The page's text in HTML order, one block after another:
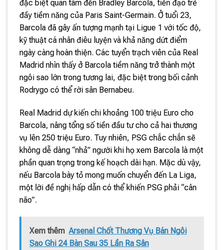
đặc biệt quan tâm đến Bradley Barcola, tiền đạo trẻ
đầy tiềm năng của Paris Saint-Germain. Ở tuổi 23,
Barcola đã gây ấn tượng mạnh tại Ligue 1 với tốc độ,
kỹ thuật cá nhân điêu luyện và khả năng dứt điểm
ngày càng hoàn thiện. Các tuyển trạch viên của Real
Madrid nhìn thấy ở Barcola tiềm năng trở thành một
ngôi sao lớn trong tương lai, đặc biệt trong bối cảnh
Rodrygo có thể rời sân Bernabeu.
Real Madrid dự kiến chi khoảng 100 triệu Euro cho
Barcola, nâng tổng số tiền đầu tư cho cả hai thương
vụ lên 250 triệu Euro. Tuy nhiên, PSG chắc chắn sẽ
không dễ dàng “nhả” người khi họ xem Barcola là một
phần quan trọng trong kế hoạch dài hạn. Mặc dù vậy,
nếu Barcola bày tỏ mong muốn chuyển đến La Liga,
một lời đề nghị hấp dẫn có thể khiến PSG phải “cân
não”.
Xem thêm Arsenal Chốt Thương Vụ Bán Ngôi
Sao Ghi 24 Bàn Sau 35 Lần Ra Sân